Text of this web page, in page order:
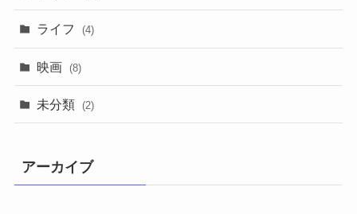
ライフ (4)
映画 (8)
未分類 (2)
アーカイブ